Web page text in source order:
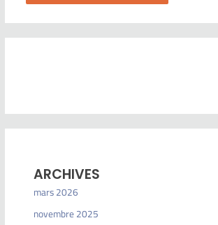
ARCHIVES
mars 2026
novembre 2025